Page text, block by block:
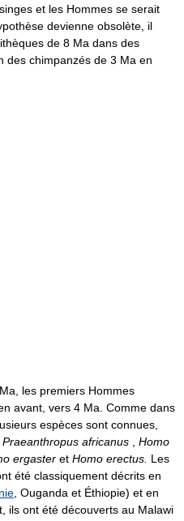
et les Hommes se serait
devienne obsolète, il
de 8 Ma dans des
des chimpanzés de 3 Ma en
les premiers Hommes
avant, vers 4 Ma. Comme dans
espèces sont connues,
Praeanthropus africanus
Homo
ergaster et Homo erectus. Les
été classiquement décrits en
, Ouganda et Éthiopie) et en
ils ont été découverts au Malawi